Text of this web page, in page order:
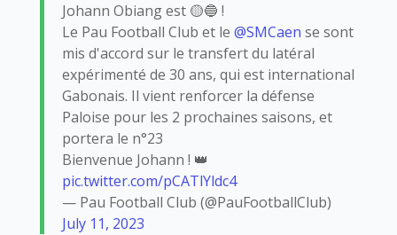
Johann Obiang est 🟡🔵 !
Le Pau Football Club et le @SMCaen se sont
mis d'accord sur le transfert du latéral
expérimenté de 30 ans, qui est international
Gabonais. Il vient renforcer la défense
Paloise pour les 2 prochaines saisons, et
portera le n°23
Bienvenue Johann ! 👑
pic.twitter.com/pCATlYldc4
— Pau Football Club (@PauFootballClub)
July 11, 2023